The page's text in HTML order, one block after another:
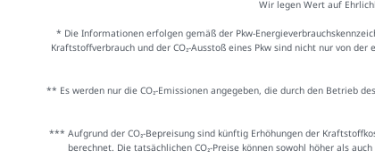
Wir legen Wert auf
* Die Informationen erfolgen gemäß der Pkw-
Kraftstoffverbrauch und der CO₂-Ausstoß eines Pkw sind nicht nur von
** Es werden nur die CO₂-Emissionen angegeben, die durch den Betrieb
*** Aufgrund der CO₂-Bepreisung sind künftig Erhöhungen der
berechnet. Die tatsächlichen CO₂-Preise können sowohl höher als